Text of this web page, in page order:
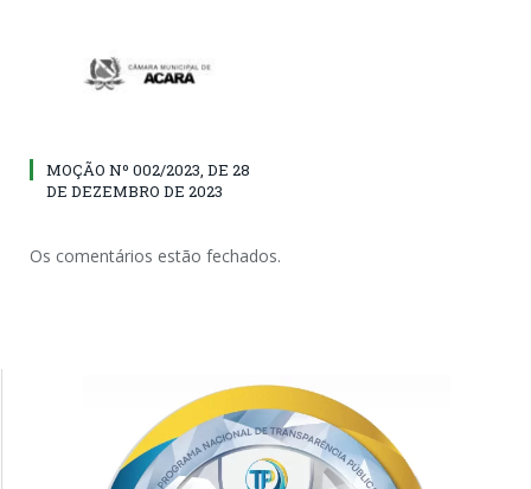
MOÇÃO Nº 002/2023, DE 28
DE DEZEMBRO DE 2023
Os comentários estão fechados.